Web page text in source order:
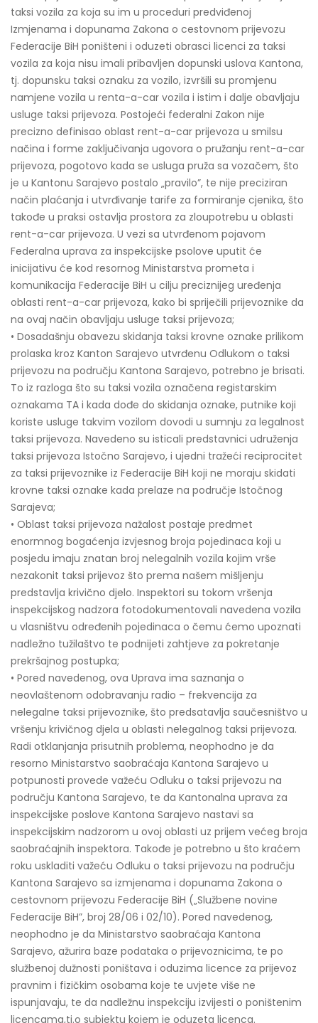
taksi vozila za koja su im u proceduri predviđenoj
Izmjenama i dopunama Zakona o cestovnom prijevozu
Federacije BiH poništeni i oduzeti obrasci licenci za taksi
vozila za koja nisu imali pribavljen dopunski uslova Kantona,
tj. dopunsku taksi oznaku za vozilo, izvršili su promjenu
namjene vozila u renta-a-car vozila i istim i dalje obavljaju
usluge taksi prijevoza. Postojeći federalni Zakon nije
precizno definisao oblast rent-a-car prijevoza u smilsu
načina i forme zaključivanja ugovora o pružanju rent-a-car
prijevoza, pogotovo kada se usluga pruža sa vozačem, što
je u Kantonu Sarajevo postalo „pravilo”, te nije preciziran
način plaćanja i utvrđivanje tarife za formiranje cjenika, što
takođe u praksi ostavlja prostora za zloupotrebu u oblasti
rent-a-car prijevoza. U vezi sa utvrđenom pojavom
Federalna uprava za inspekcijske psolove uputit će
inicijativu će kod resornog Ministarstva prometa i
komunikacija Federacije BiH u cilju preciznijeg uređenja
oblasti rent-a-car prijevoza, kako bi spriječili prijevoznike da
na ovaj način obavljaju usluge taksi prijevoza;
• Dosadašnju obavezu skidanja taksi krovne oznake prilikom
prolaska kroz Kanton Sarajevo utvrđenu Odlukom o taksi
prijevozu na području Kantona Sarajevo, potrebno je brisati.
To iz razloga što su taksi vozila označena registarskim
oznakama TA i kada dođe do skidanja oznake, putnike koji
koriste usluge takvim vozilom dovodi u sumnju za legalnost
taksi prijevoza. Navedeno su isticali predstavnici udruženja
taksi prijevoza Istočno Sarajevo, i ujedni tražeći reciprocitet
za taksi prijevoznike iz Federacije BiH koji ne moraju skidati
krovne taksi oznake kada prelaze na područje Istočnog
Sarajeva;
• Oblast taksi prijevoza nažalost postaje predmet
enormnog bogaćenja izvjesnog broja pojedinaca koji u
posjedu imaju znatan broj nelegalnih vozila kojim vrše
nezakonit taksi prijevoz što prema našem mišljenju
predstavlja krivično djelo. Inspektori su tokom vršenja
inspekcijskog nadzora fotodokumentovali navedena vozila
u vlasništvu određenih pojedinaca o čemu ćemo upoznati
nadležno tužilaštvo te podnijeti zahtjeve za pokretanje
prekršajnog postupka;
• Pored navedenog, ova Uprava ima saznanja o
neovlaštenom odobravanju radio – frekvencija za
nelegalne taksi prijevoznike, što predsatavlja saučesništvo u
vršenju krivičnog djela u oblasti nelegalnog taksi prijevoza.
Radi otklanjanja prisutnih problema, neophodno je da
resorno Ministarstvo saobraćaja Kantona Sarajevo u
potpunosti provede važeću Odluku o taksi prijevozu na
području Kantona Sarajevo, te da Kantonalna uprava za
inspekcijske poslove Kantona Sarajevo nastavi sa
inspekcijskim nadzorom u ovoj oblasti uz prijem većeg broja
saobraćajnih inspektora. Takođe je potrebno u što kraćem
roku uskladiti važeću Odluku o taksi prijevozu na području
Kantona Sarajevo sa izmjenama i dopunama Zakona o
cestovnom prijevozu Federacije BiH („Službene novine
Federacije BiH”, broj 28/06 i 02/10). Pored navedenog,
neophodno je da Ministarstvo saobraćaja Kantona
Sarajevo, ažurira baze podataka o prijevoznicima, te po
službenoj dužnosti poništava i oduzima licence za prijevoz
pravnim i fizičkim osobama koje te uvjete više ne
ispunjavaju, te da nadležnu inspekciju izvijesti o poništenim
licencama,tj.o subjektu kojem je oduzeta licenca.